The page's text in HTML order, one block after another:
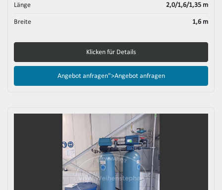
Länge 2,0/1,6/1,35 m
Breite 1,6 m
Klicken für Details
Angebot anfragen">Angebot anfragen